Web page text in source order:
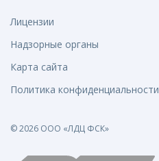
Лицензии
Надзорные органы
Карта сайта
Политика конфиденциальности
© 2026 ООО «ЛДЦ ФСК»